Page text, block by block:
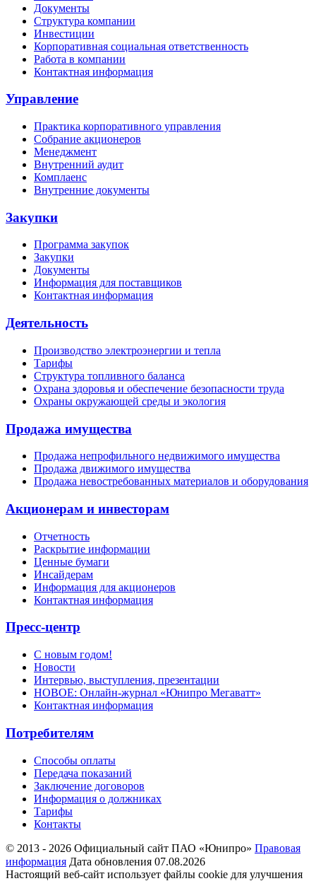
Документы
Структура компании
Инвестиции
Корпоративная социальная ответственность
Работа в компании
Контактная информация
Управление
Практика корпоративного управления
Собрание акционеров
Менеджмент
Внутренний аудит
Комплаенс
Внутренние документы
Закупки
Программа закупок
Закупки
Документы
Информация для поставщиков
Контактная информация
Деятельность
Производство электроэнергии и тепла
Тарифы
Структура топливного баланса
Охрана здоровья и обеспечение безопасности труда
Охраны окружающей среды и экология
Продажа имущества
Продажа непрофильного недвижимого имущества
Продажа движимого имущества
Продажа невостребованных материалов и оборудования
Акционерам и инвесторам
Отчетность
Раскрытие информации
Ценные бумаги
Инсайдерам
Информация для акционеров
Контактная информация
Пресс-центр
С новым годом!
Новости
Интервью, выступления, презентации
НОВОЕ: Онлайн-журнал «Юнипро Мегаватт»
Контактная информация
Потребителям
Способы оплаты
Передача показаний
Заключение договоров
Информация о должниках
Тарифы
Контакты
© 2013 - 2026 Официальный сайт ПАО «Юнипро» Правовая
информация Дата обновления 07.08.2026
Настоящий веб-сайт использует файлы cookie для улучшения